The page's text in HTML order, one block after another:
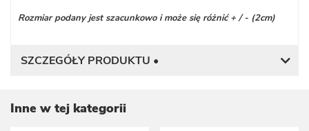
Rozmiar podany jest szacunkowo i może się różnić + / - (2cm)
SZCZEGÓŁY PRODUKTU •
Inne w tej kategorii